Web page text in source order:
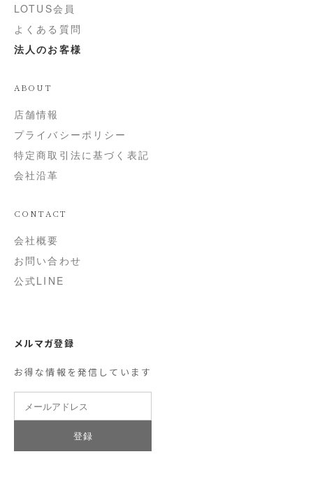
LOTUS会員
よくある質問
法人のお客様
ABOUT
店舗情報
プライバシーポリシー
特定商取引法に基づく表記
会社沿革
CONTACT
会社概要
お問い合わせ
公式LINE
メルマガ登録
お得な情報を発信しています
登録